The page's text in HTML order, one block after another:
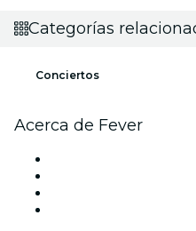
Categorías
Conciertos
Acerca de Fever